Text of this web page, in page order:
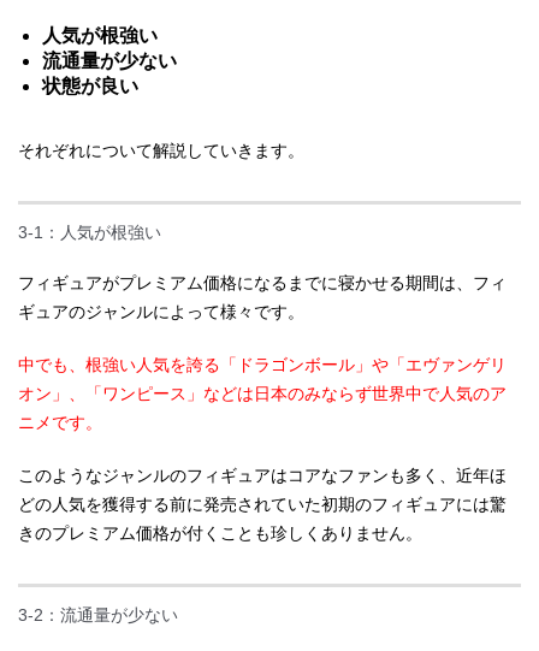
人気が根強い
流通量が少ない
状態が良い
それぞれについて解説していきます。
3-1：人気が根強い
フィギュアがプレミアム価格になるまでに寝かせる期間は、フィ
ギュアのジャンルによって様々です。
中でも、根強い人気を誇る「ドラゴンボール」や「エヴァンゲリ
オン」、「ワンピース」などは日本のみならず世界中で人気のア
ニメです。
このようなジャンルのフィギュアはコアなファンも多く、近年ほ
どの人気を獲得する前に発売されていた初期のフィギュアには驚
きのプレミアム価格が付くことも珍しくありません。
3-2：流通量が少ない